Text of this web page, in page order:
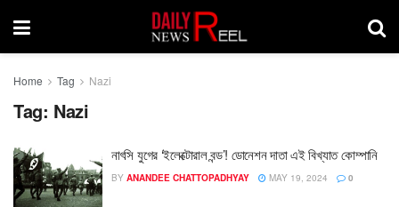
Home Tag Nazi
Tag: Nazi
নাৎসি যুগের ‘ইলেক্টোরাল বন্ড’! ডোনেশন দাতা এই বিখ্যাত কোম্পানি
BY ANANDEE CHATTOPADHYAY MAY 19, 2024 0